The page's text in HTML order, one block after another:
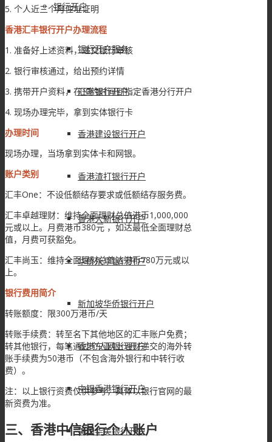
银行开户
银行开户服务
汇丰银行开户
香港建设银行开户
香港渣打银行开户
香港大新银行开户
华侨永亨银行开户
新加坡华侨银行开户
香港东亚银行开户
中银香港银行开户
美国华美银行开户
5. 个人近三个月住址证明
香港汇丰银行开户办理流程
1. 准备好上述资料，递交银行审核
2. 银行审核通过，给出预约详情
3. 携带开户资料，在预约时间到指定香港分行开户
4. 现场办理完毕，拿到实体银行卡
办理时间
现场办理，当场拿到实体卡和网银。
账户类别
汇丰One：不设低额结存要求或低额结存服务费。
汇丰卓越理财：维持全面理财总值港币1,000,000
元或以上。月费港币380元 ，如达最低全面理财总
值，月费可获豁免。
汇丰尚玉：维持全面理财总值达港币780万元或以
上。
银行费用简介
转账额度：限300万港币/天
转账手续费：转至名下其他地区的汇丰账户免费；
转其他银行，每笔通过个人网上理财递交的海外转
账手续费为50港币（不包含海外银行和中转行收
费）。
注：以上银行资费仅供参考，具体以银行官网的最
新资费为准。
三、香港中信银行个人账户